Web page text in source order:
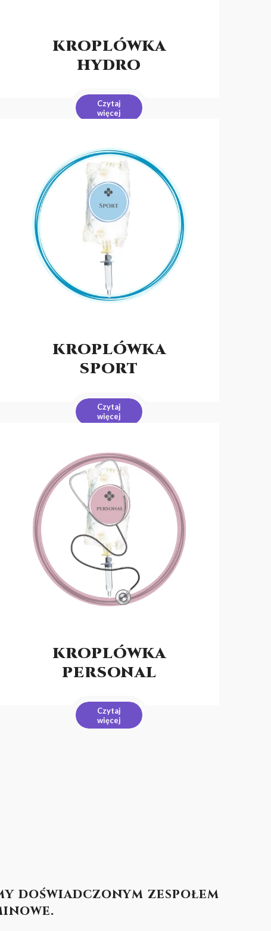
KROPLÓWKA
HYDRO
Czytaj
więcej
KROPLÓWKA
SPORT
Czytaj
więcej
KROPLÓWKA
PERSONAL
Czytaj
więcej
doświadczonym zespołem
.